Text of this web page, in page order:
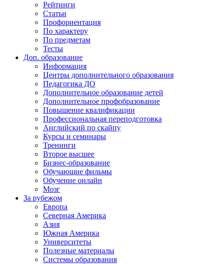
Рейтинги
Статьи
Профориентация
По характеру
По предметам
Тесты
Доп. образование
Информация
Центры дополнительного образования
Педагогика ДО
Дополнительное образование детей
Дополнительное профобразование
Повышение квалификации
Профессиональная переподготовка
Английский по скайпу
Курсы и семинары
Тренинги
Второе высшее
Бизнес-образование
Обучающие фильмы
Обучение онлайн
Мозг
За рубежом
Европа
Северная Америка
Азия
Южная Америка
Университеты
Полезные материалы
Системы образования